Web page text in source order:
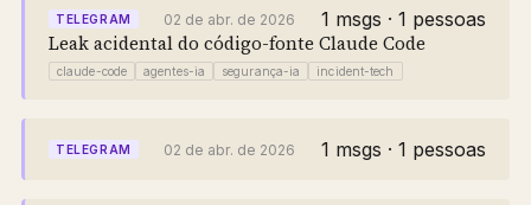
TELEGRAM 02 de abr. de 2026 1 msgs · 1 pessoas
Leak acidental do código-fonte Claude Code
claude-code agentes-ia segurança-ia incident-tech
TELEGRAM 02 de abr. de 2026 1 msgs · 1 pessoas